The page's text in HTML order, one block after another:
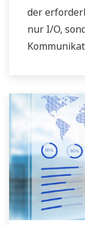
der
nur I/O,
AMS2750E/